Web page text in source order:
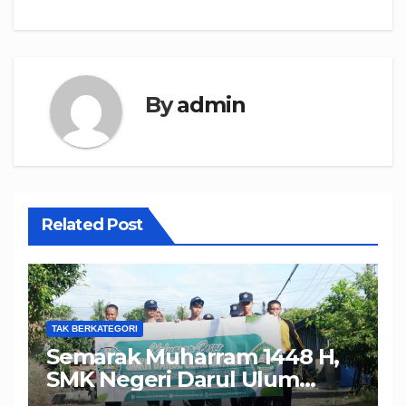
Byadmin
Related Post
TAK BERKATEGORI
Semarak Muharram 1448 H,
SMK Negeri Darul Ulum